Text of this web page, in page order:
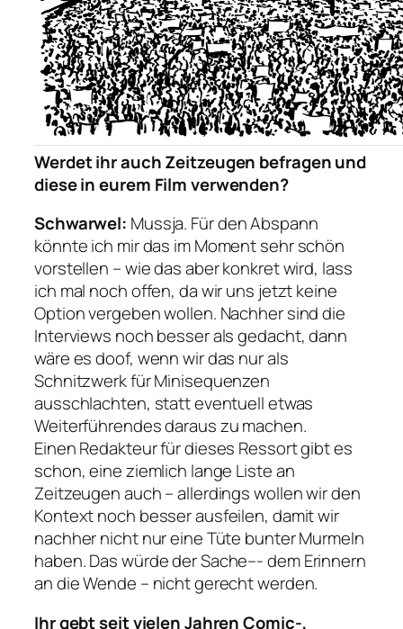
Werdet ihr auch Zeitzeugen befragen und
diese in eurem Film verwenden?
Schwarwel: Mussja. Für den Abspann
könnte ich mir das im Moment sehr schön
vorstellen – wie das aber konkret wird, lass
ich mal noch offen, da wir uns jetzt keine
Option vergeben wollen. Nachher sind die
Interviews noch besser als gedacht, dann
wäre es doof, wenn wir das nur als
Schnitzwerk für Minisequenzen
ausschlachten, statt eventuell etwas
Weiterführendes daraus zu machen.
Einen Redakteur für dieses Ressort gibt es
schon, eine ziemlich lange Liste an
Zeitzeugen auch – allerdings wollen wir den
Kontext noch besser ausfeilen, damit wir
nachher nicht nur eine Tüte bunter Murmeln
haben. Das würde der Sache–- dem Erinnern
an die Wende – nicht gerecht werden.
Ihr gebt seit vielen Jahren Comic-,